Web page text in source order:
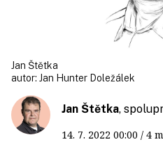
Jan Štětka
autor: Jan Hunter Doležálek
Jan Štětka,
14. 7. 2022 00:00 / 4